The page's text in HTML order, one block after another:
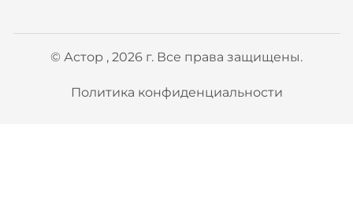
© Астор , 2026 г. Все права защищены.
Политика конфиденциальности